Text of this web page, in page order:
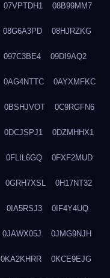
07VPTDH1 08B99MM7
08G6A3PD 08HJRZKG
097C3BE4 09DI9AQ2
0AG4NTTC 0AYXMFKC
0BSHJVOT 0C9RGFN6
0DCJSPJ1 0DZMHHX1
0FLIL6GQ 0FXF2MUD
0GRH7XSL 0H17NT32
0IA5RSJ3 0IF4Y4UQ
0JAWX05J 0JMG9NJH
0KA2KHRR 0KCE9EJG